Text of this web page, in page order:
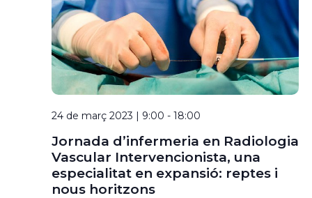
24 de març 2023 | 9:00 - 18:00
Jornada d’infermeria en Radiologia
Vascular Intervencionista, una
especialitat en expansió: reptes i
nous horitzons